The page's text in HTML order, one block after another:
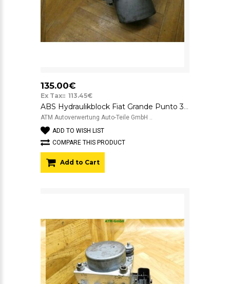
135.00€
Ex Tax:: 113.45€
ABS Hydraulikblock Fiat Grande Punto 3 199 Bosch 0265231535 55700423
ATM Autoverwertung Auto-Teile GmbH ..
ADD TO WISH LIST
COMPARE THIS PRODUCT
Add to Cart